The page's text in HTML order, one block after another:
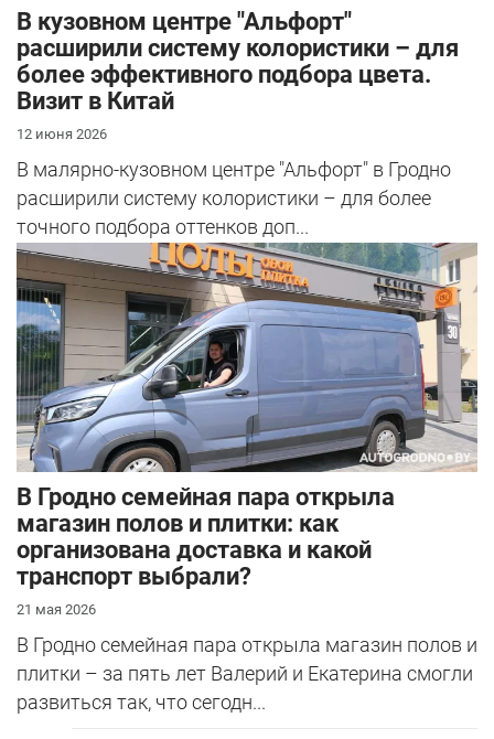
В кузовном центре "Альфорт"
расширили систему колористики – для
более эффективного подбора цвета.
Визит в Китай
12 июня 2026
В малярно-кузовном центре "Альфорт" в Гродно
расширили систему колористики – для более
точного подбора оттенков доп...
В Гродно семейная пара открыла
магазин полов и плитки: как
организована доставка и какой
транспорт выбрали?
21 мая 2026
В Гродно семейная пара открыла магазин полов и
плитки – за пять лет Валерий и Екатерина смогли
развиться так, что сегодн...